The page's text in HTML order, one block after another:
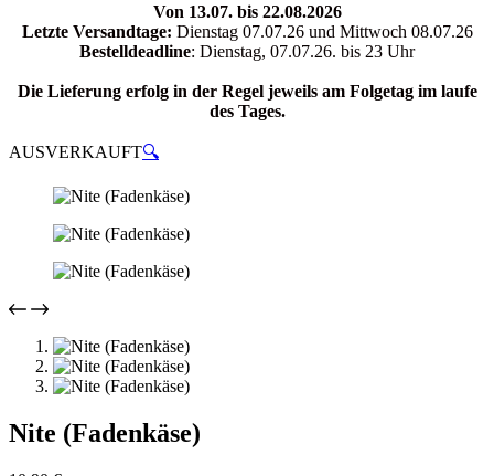
Von 13.07. bis 22.08.2026
Letzte Versandtage: Dienstag 07.07.26 und Mittwoch 08.07.26
Bestelldeadline: Dienstag, 07.07.26. bis 23 Uhr
Die Lieferung erfolg in der Regel jeweils am Folgetag im laufe
des Tages.
AUSVERKAUFT🔍
Nite (Fadenkäse)